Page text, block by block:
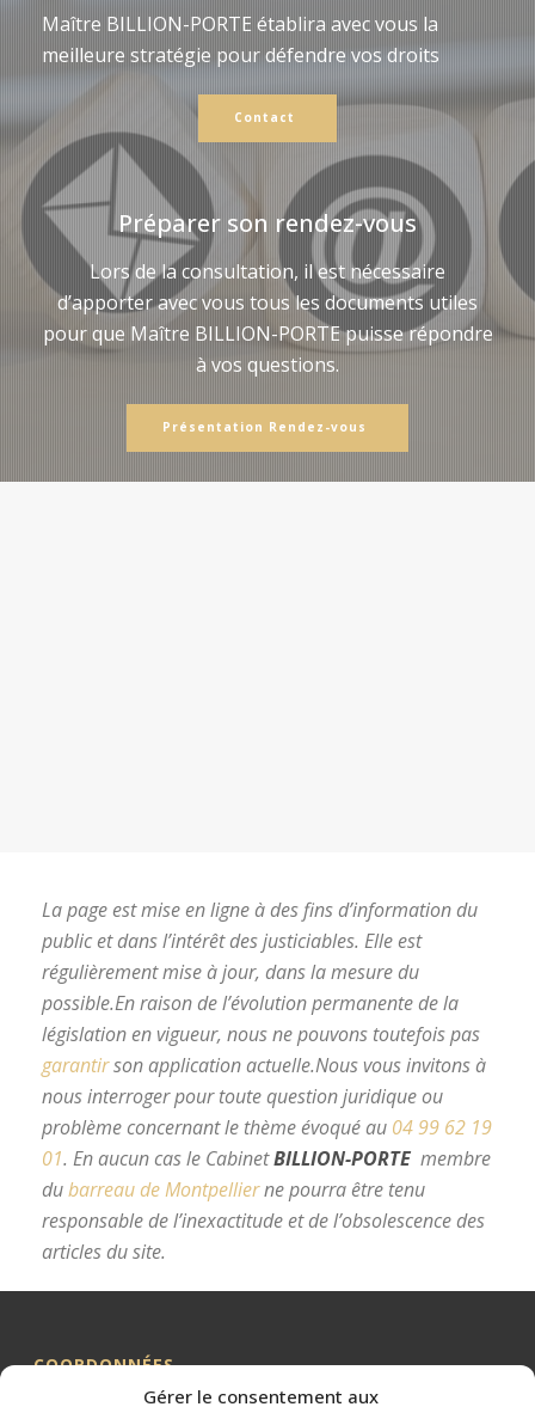
Gérer le consentement aux
Maître BILLION-PORTE établira avec vous la
meilleure stratégie pour défendre vos droits
Contact
Préparer son rendez-vous
Lors de la consultation, il est nécessaire
d’apporter avec vous tous les documents utiles
pour que Maître BILLION-PORTE puisse répondre
à vos questions.
Présentation Rendez-vous
La page est mise en ligne à des fins d’information du
public et dans l’intérêt des justiciables. Elle est
régulièrement mise à jour, dans la mesure du
possible.En raison de l’évolution permanente de la
législation en vigueur, nous ne pouvons toutefois pas
garantirson application actuelle.Nous vous invitons à
nous interroger pour toute question juridique ou
problème concernant le thème évoqué au 04 99 62 19
01. En aucun cas le CabinetBILLION-PORTE membre
dubarreau de Montpellierne pourra être tenu
responsable de l’inexactitude et de l’obsolescence des
articles du site.
COORDONNÉES
Me BILLION-PORTE